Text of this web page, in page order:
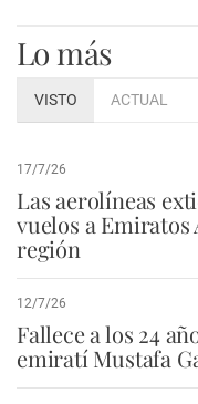
Lo más
VISTO ACTUAL
17/7/26
Las aerolíneas
vuelos a Emiratos
región
12/7/26
Fallece a los 24
emiratí Mustafa